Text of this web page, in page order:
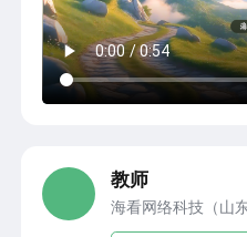
教师
海看网络科技（山